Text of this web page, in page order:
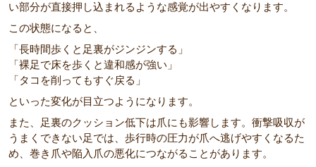
い部分が直接押し込まれるような感覚が出やすくなります。
この状態になると、
「長時間歩くと足裏がジンジンする」
「裸足で床を歩くと違和感が強い」
「タコを削ってもすぐ戻る」
といった変化が目立つようになります。
また、足裏のクッション低下は爪にも影響します。衝撃吸収が
うまくできない足では、歩行時の圧力が爪へ逃げやすくなるた
め、巻き爪や陥入爪の悪化につながることがあります。